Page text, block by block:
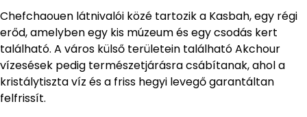
Chefchaouen látnivalói közé tartozik a Kasbah, egy régi
erőd, amelyben egy kis múzeum és egy csodás kert
található. A város külső területein található Akchour
vízesések pedig természetjárásra csábítanak, ahol a
kristálytiszta víz és a friss hegyi levegő garantáltan
felfrissít.